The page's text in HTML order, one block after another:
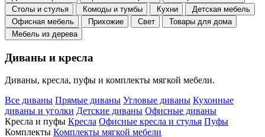
Столы и стулья
Комоды и тумбы Кухни
Детская мебель
Офисная мебель
Прихожие Свет
Товары для дома
Мебель из дерева
Диваны и кресла
Диваны, кресла, пуфы и комплекты мягкой мебели.
Все диваны Прямые диваны Угловые диваны Кухонные
диваны и уголки Детские диваны Офисные диваны
Кресла и пуфы Кресла Офисные кресла и стулья Пуфы
Комплекты Комплекты мягкой мебели